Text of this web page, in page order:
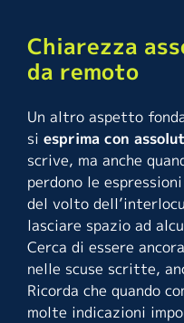
Chiarezza
da remoto
Un altro aspetto
si esprima con
scrive, ma anche
perdono le
del volto
lasciare spazio ad
Cerca di essere
nelle scuse scritte,
Ricorda che quando
molte indicazioni